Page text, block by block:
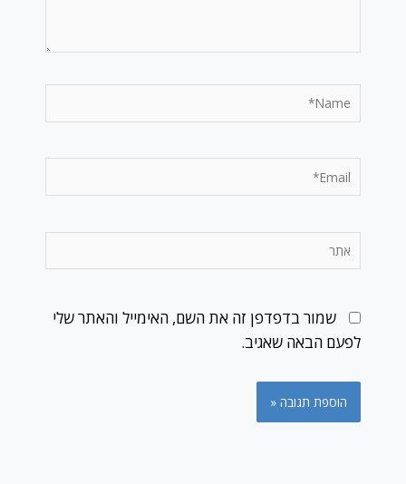
Name*
Email*
אתר
שמור בדפדפן זה את השם, האימייל והאתר שלי
לפעם הבאה שאגיב.